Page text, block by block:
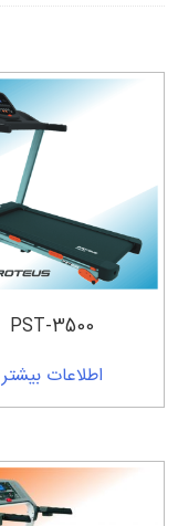
PST-3500
اطلاعات بیشتر